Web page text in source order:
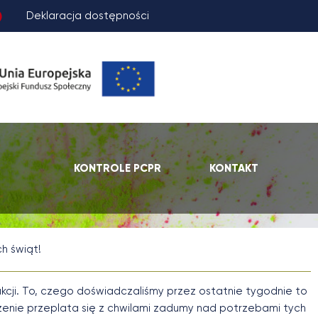
Deklaracja dostępności
KONTROLE PCPR KONTAKT
świąt!
To, czego doświadczaliśmy przez ostatnie tygodnie to
przeplata się z chwilami zadumy nad potrzebami tych